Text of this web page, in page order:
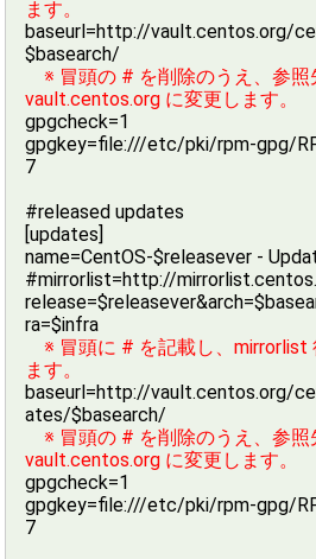
ます。
baseurl=http://vault.centos.org/
$basearch/
※ 冒頭の # を削除のうえ、参照
vault.centos.org に変更します。
gpgcheck=1
gpgkey=file:///etc/pki/rpm-gpg/
7
#released updates
[updates]
name=CentOS-$releasever -
#mirrorlist=http://
ra=$infra
※ 冒頭に # を記載し、mirrorlist
ます。
baseurl=http://vault.centos.org/
ates/$basearch/
※ 冒頭の # を削除のうえ、参照
vault.centos.org に変更します。
gpgcheck=1
gpgkey=file:///etc/pki/rpm-gpg/
7